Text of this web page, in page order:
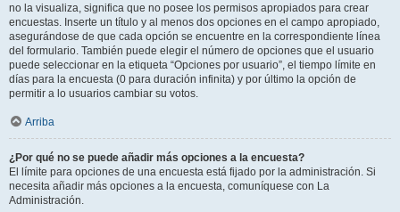
no la visualiza, significa que no posee los permisos apropiados para crear
encuestas. Inserte un título y al menos dos opciones en el campo apropiado,
asegurándose de que cada opción se encuentre en la correspondiente línea
del formulario. También puede elegir el número de opciones que el usuario
puede seleccionar en la etiqueta “Opciones por usuario”, el tiempo límite en
días para la encuesta (0 para duración infinita) y por último la opción de
permitir a lo usuarios cambiar su votos.
Arriba
¿Por qué no se puede añadir más opciones a la encuesta?
El límite para opciones de una encuesta está fijado por la administración. Si
necesita añadir más opciones a la encuesta, comuníquese con La
Administración.